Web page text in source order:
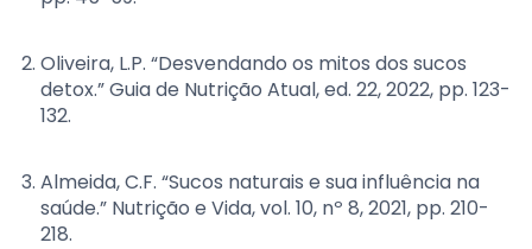
Oliveira, L.P. “Desvendando os mitos dos sucos
detox.” Guia de Nutrição Atual, ed. 22, 2022, pp. 123-
132.
Almeida, C.F. “Sucos naturais e sua influência na
saúde.” Nutrição e Vida, vol. 10, nº 8, 2021, pp. 210-
218.